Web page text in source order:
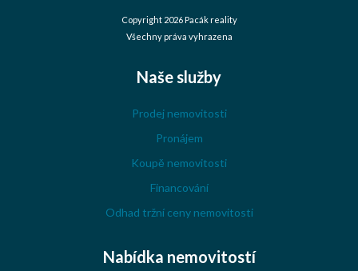
Copyright 2026 Pacák reality
Všechny práva vyhrazena
Naše služby
Prodej nemovitosti
Pronájem
Koupě nemovitosti
Financování
Odhad tržní ceny nemovitosti
Nabídka nemovitostí